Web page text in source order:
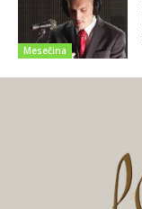
Mesečina